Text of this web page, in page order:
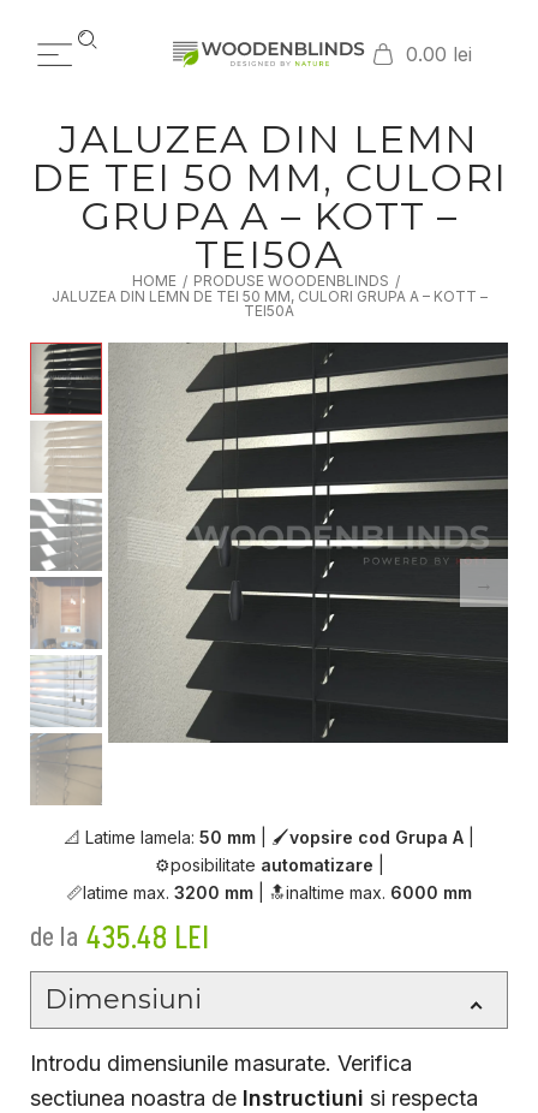
0.00 lei
JALUZEA DIN LEMN
DE TEI 50 MM, CULORI
GRUPA A – KOTT –
TEI50A
HOME / PRODUSE WOODENBLINDS /
JALUZEA DIN LEMN DE TEI 50 MM, CULORI GRUPA A – KOTT –
TEI50A
📐 Latime lamela: 50 mm | 🖌vopsire cod Grupa A
⚙️posibilitate automatizare
📏latime max. 3200 mm 🔝inaltime max. 6000 mm
de la 435.48 LEI
Dimensiuni
Introdu dimensiunile masurate. Verifica
sectiunea noastra de Instructiuni si respecta